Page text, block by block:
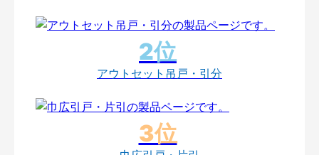
アウトセット吊戸・引分